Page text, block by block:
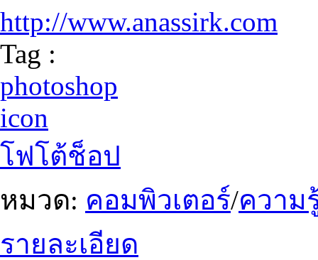
http://www.anassirk.com
Tag :
photoshop
icon
โฟโต้ช็อป
หมวด: คอมพิวเตอร์/ความ
รายละเอียด